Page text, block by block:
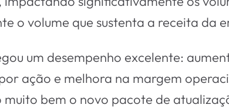
o volume que sustenta a receita da
um desempenho excelente:
ação e melhora na margem
bem o novo pacote de